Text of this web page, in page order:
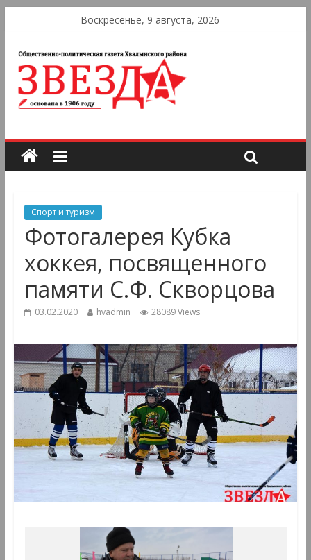
Воскресенье, 9 августа, 2026
Спорт и туризм
Фотогалерея Кубка
хоккея, посвященного
памяти С.Ф. Скворцова
03.02.2020 hvadmin 28089 Views